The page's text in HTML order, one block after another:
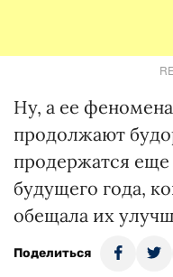
Ну, а ее
продолжают
продержатся
будущего года,
обещала их
Поделиться